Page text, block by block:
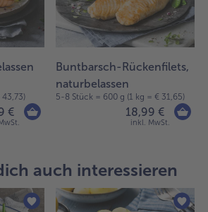
€
Buntbarsch-Rückenfilets,
naturbelassen
5-8 Stück = 600 g (1 kg = € 31,65)
18,99 €
inkl. MwSt.
auch interessieren